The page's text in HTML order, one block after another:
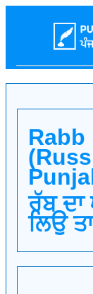
Rabb
ਰੱਬ ਦਾ
ਲਿਉ